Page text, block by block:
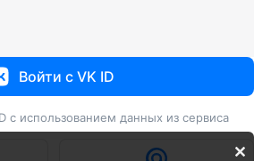
Войти с VK ID
с использованием данных из сервиса